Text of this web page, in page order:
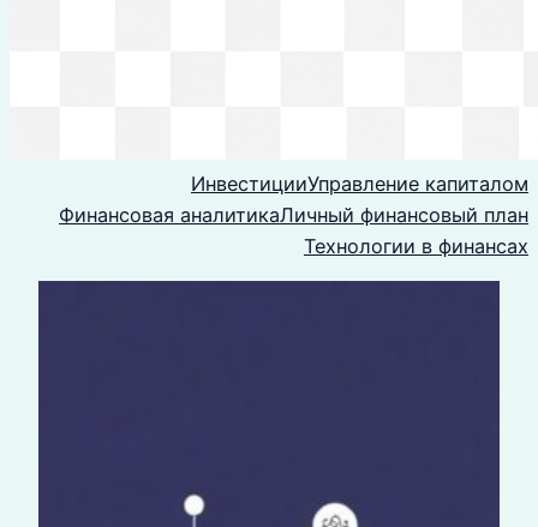
ИнвестицииУправление капиталом
Финансовая аналитикаЛичный финансовый план
Технологии в финансах